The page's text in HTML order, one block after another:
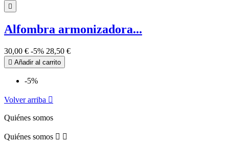

Alfombra armonizadora...
30,00 € -5% 28,50 €
 Añadir al carrito
-5%
Volver arriba 
Quiénes somos
Quiénes somos  